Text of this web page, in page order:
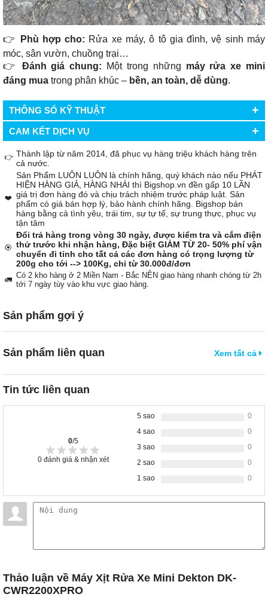
👉 Phù hợp cho: Rửa xe máy, ô tô gia đình, vệ sinh máy
móc, sân vườn, chuồng trại…
👉 Đánh giá chung: Một trong những máy rửa xe mini
đáng mua trong phân khúc – bền, an toàn, dễ dùng.
THÔNG SỐ KỸ THUẬT +
CAM KẾT DỊCH VỤ +
👉 Thành lập từ năm 2014, đã phục vụ hàng triệu khách hàng trên
cả nước.
❤️
Sản Phẩm LUÔN LUÔN là chính hãng, quý khách nào nếu PHÁT
HIỆN HÀNG GIẢ, HÀNG NHÁI thì Bigshop.vn đền gấp 10 LẦN
giá trị đơn hàng đó và chịu trách nhiệm trước pháp luật. Sản
phẩm có giá bán hợp lý, bảo hành chính hãng. Bigshop bán
hàng bằng cả tình yêu, trái tim, sự tự tế, sự trung thực, phục vụ
tận tâm
🏵️
Đổi trả hàng trong vòng 30 ngày, được kiểm tra và cắm điện
thử trước khi nhận hàng, Đặc biệt GIẢM TỪ 20- 50% phí vận
chuyển đi tỉnh cho tất cả các đơn hàng có trọng lượng từ
200g cho tới --> 100Kg, chỉ từ 30.000đ/đơn
🚛 Có 2 kho hàng ở 2 Miền Nam - Bắc NÊN giao hàng nhanh chóng từ 2h
tới 7 ngày tùy vào khu vực giao hàng.
Sản phẩm gợi ý
Sản phẩm liên quan Xem tất cả
Tin tức liên quan
0/5
0 đánh giá & nhận xét
5 sao
0
4 sao
0
3 sao
0
2 sao
0
1 sao
0
Thảo luận về Máy Xịt Rửa Xe Mini Dekton DK-
CWR2200XPRO